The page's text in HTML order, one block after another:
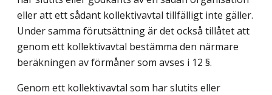
eller att ett sådant kollektivavtal tillfälligt inte gäller.
Under samma förutsättning är det också tillåtet att
genom ett kollektivavtal bestämma den närmare
beräkningen av förmåner som avses i 12 §.
Genom ett kollektivavtal som har slutits eller